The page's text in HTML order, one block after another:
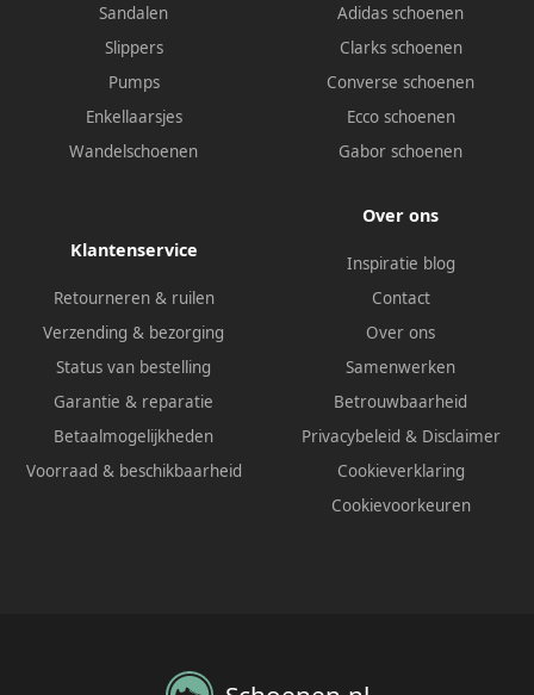
Sandalen
Slippers
Pumps
Enkellaarsjes
Wandelschoenen
Adidas schoenen
Clarks schoenen
Converse schoenen
Ecco schoenen
Gabor schoenen
Klantenservice
Retourneren & ruilen
Verzending & bezorging
Status van bestelling
Garantie & reparatie
Betaalmogelijkheden
Voorraad & beschikbaarheid
Over ons
Inspiratie blog
Contact
Over ons
Samenwerken
Betrouwbaarheid
Privacybeleid & Disclaimer
Cookieverklaring
Cookievoorkeuren